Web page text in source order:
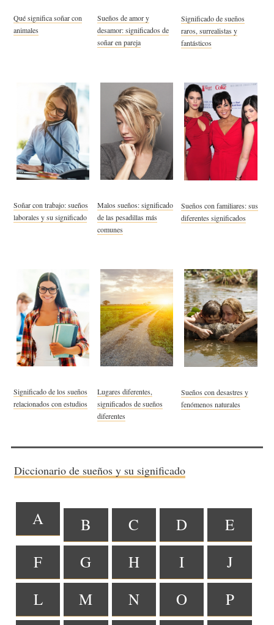
Qué significa soñar con
animales
Sueños de amor y
desamor: significados de
soñar en pareja
Significado de sueños
raros, surrealistas y
fantásticos
Soñar con trabajo: sueños
laborales y su significado
Malos sueños: significado
de las pesadillas más
comunes
Sueños con familiares: sus
diferentes significados
Significado de los sueños
relacionados con estudios
Lugares diferentes,
significados de sueños
diferentes
Sueños con desastres y
fenómenos naturales
Diccionario de sueños y su significado
A B C D
E
F
G H I
J
L
M N O
P